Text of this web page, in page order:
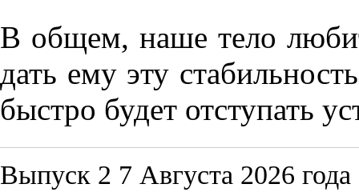
В общем, наше тело
дать ему эту
быстро будет отступать
Выпуск 2 7 Августа 2026 года